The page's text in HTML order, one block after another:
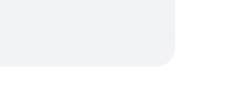
настраиваемых